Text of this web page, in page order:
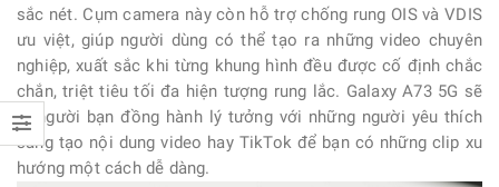
sắc nét. Cụm camera này còn hỗ trợ chống rung OIS và VDIS
ưu việt, giúp người dùng có thể tạo ra những video chuyên
nghiệp, xuất sắc khi từng khung hình đều được cố định chắc
chắn, triệt tiêu tối đa hiện tượng rung lắc. Galaxy A73 5G sẽ
là người bạn đồng hành lý tưởng với những người yêu thích
sáng tạo nội dung video hay TikTok để bạn có những clip xu
hướng một cách dễ dàng.